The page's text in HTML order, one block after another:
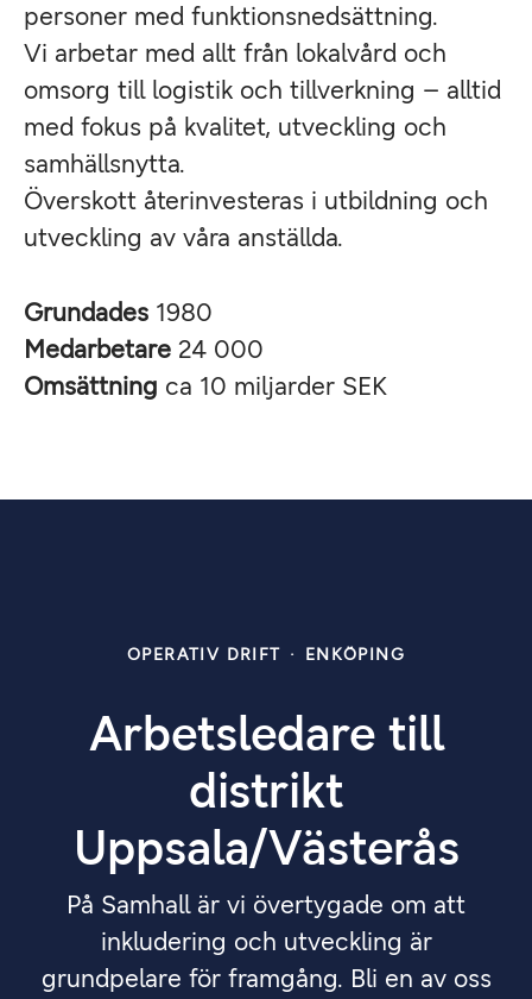
personer med funktionsnedsättning.
Vi arbetar med allt från lokalvård och
omsorg till logistik och tillverkning – alltid
med fokus på kvalitet, utveckling och
samhällsnytta.
Överskott återinvesteras i utbildning och
utveckling av våra anställda.
Grundades 1980
Medarbetare 24 000
Omsättning ca 10 miljarder SEK
OPERATIV DRIFT · ENKÖPING
Arbetsledare till
distrikt
Uppsala/Västerås
På Samhall är vi övertygade om att
inkludering och utveckling är
grundpelare för framgång. Bli en av oss